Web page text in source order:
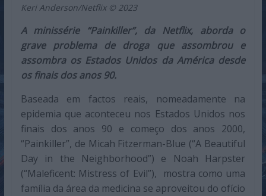
Keri Anderson/Netflix © 2023
A minissérie “Painkiller”, da Netflix, aborda o
grave problema de droga que assombrou e
assombra os Estados Unidos da América desde
os finais dos anos 90.
Baseada em factos reais, nomeadamente na
epidemia que aconteceu nos Estados Unidos nos
finais dos anos 90 e começo dos anos 2000,
“Painkiller”, de Micah Fitzerman-Blue (“A Beautiful
Day in the Neighborhood”) e Noah Harpster
(“Maleficent: Mistress of Evil”), mostra como uma
família da área da medicina se aproveitou do ofício